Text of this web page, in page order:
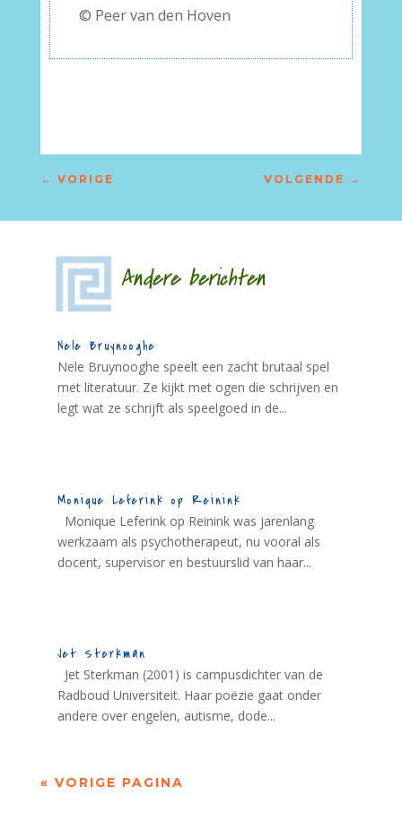
© Peer van den Hoven
← VORIGE VOLGENDE →
Andere berichten
Nele Bruynooghe
Nele Bruynooghe speelt een zacht brutaal spel
met literatuur. Ze kijkt met ogen die schrijven en
legt wat ze schrijft als speelgoed in de...
Monique Leferink op Reinink
Monique Leferink op Reinink was jarenlang
werkzaam als psychotherapeut, nu vooral als
docent, supervisor en bestuurslid van haar...
Jet Sterkman
Jet Sterkman (2001) is campusdichter van de
Radboud Universiteit. Haar poëzie gaat onder
andere over engelen, autisme, dode...
« VORIGE PAGINA